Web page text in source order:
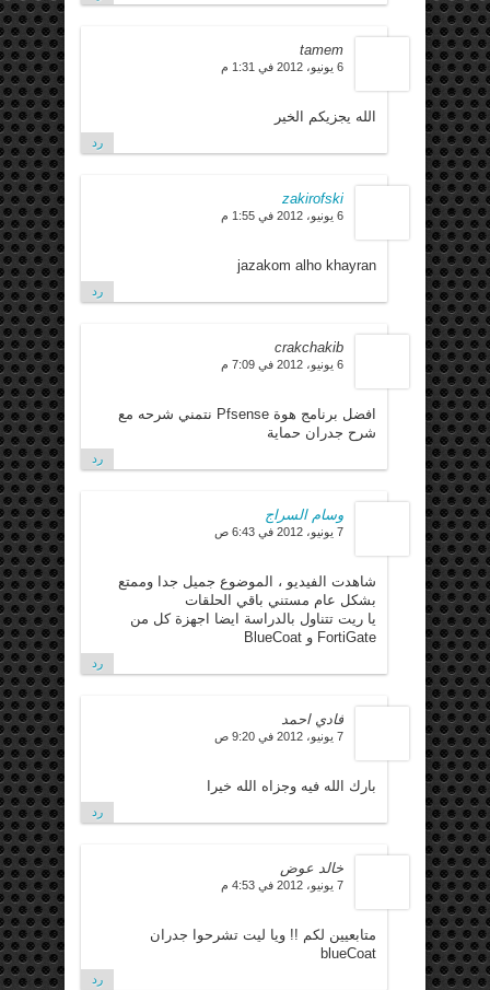
tamem
6 يونيو، 2012 في 1:31 م
الله يجزيكم الخير
رد
zakirofski
6 يونيو، 2012 في 1:55 م
jazakom alho khayran
رد
crakchakib
6 يونيو، 2012 في 7:09 م
افضل برنامج هوة Pfsense نتمني شرحه مع
شرح جدران حماية
رد
وسام السراج
7 يونيو، 2012 في 6:43 ص
شاهدت الفيديو ، الموضوع جميل جدا وممتع
بشكل عام مستني باقي الحلقات
يا ريت تتناول بالدراسة ايضا اجهزة كل من
FortiGate و BlueCoat
رد
فادي احمد
7 يونيو، 2012 في 9:20 ص
بارك الله فيه وجزاه الله خيرا
رد
خالد عوض
7 يونيو، 2012 في 4:53 م
متابعيين لكم !! ويا ليت تشرحوا جدران
blueCoat
رد